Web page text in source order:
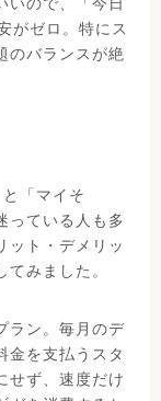
いので、「今日
がゼロ。特にス
のバランスが絶
「マイそ
っている人も多
ット・デメリッ
みました。
ラン。毎月のデ
金を支払うスタ
せず、速度だけ